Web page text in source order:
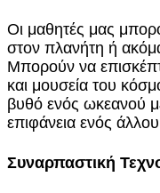
Οι μαθητές μας
στον πλανήτη ή
Μπορούν να
και μουσεία του
βυθό ενός ωκεανού
επιφάνεια ενός
Συναρπαστική